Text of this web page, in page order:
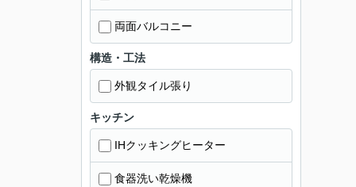
両面バルコニー
構造・工法
外観タイル張り
キッチン
IHクッキングヒーター
食器洗い乾燥機